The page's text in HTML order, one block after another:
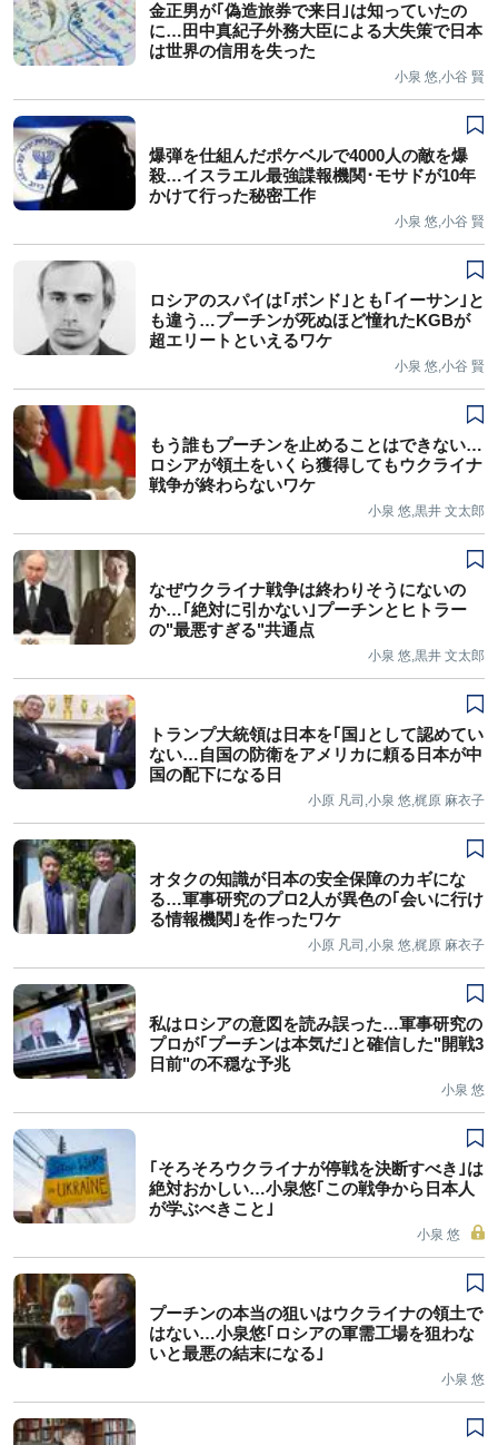
金正男が｢偽造旅券で来日｣は知っていたの
に…田中真紀子外務大臣による大失策で日本
は世界の信用を失った
小泉 悠,小谷 賢
爆弾を仕組んだポケベルで4000人の敵を爆
殺…イスラエル最強諜報機関･モサドが10年
かけて行った秘密工作
小泉 悠,小谷 賢
ロシアのスパイは｢ボンド｣とも｢イーサン｣と
も違う…プーチンが死ぬほど憧れたKGBが
超エリートといえるワケ
小泉 悠,小谷 賢
もう誰もプーチンを止めることはできない…
ロシアが領土をいくら獲得してもウクライナ
戦争が終わらないワケ
小泉 悠,黒井 文太郎
なぜウクライナ戦争は終わりそうにないの
か…｢絶対に引かない｣プーチンとヒトラー
の"最悪すぎる"共通点
小泉 悠,黒井 文太郎
トランプ大統領は日本を｢国｣として認めてい
ない…自国の防衛をアメリカに頼る日本が中
国の配下になる日
小原 凡司,小泉 悠,梶原 麻衣子
オタクの知識が日本の安全保障のカギにな
る…軍事研究のプロ2人が異色の｢会いに行け
る情報機関｣を作ったワケ
小原 凡司,小泉 悠,梶原 麻衣子
私はロシアの意図を読み誤った…軍事研究の
プロが｢プーチンは本気だ｣と確信した"開戦3
日前"の不穏な予兆
小泉 悠
｢そろそろウクライナが停戦を決断すべき｣は
絶対おかしい…小泉悠｢この戦争から日本人
が学ぶべきこと｣
小泉 悠
プーチンの本当の狙いはウクライナの領土で
はない…小泉悠｢ロシアの軍需工場を狙わな
いと最悪の結末になる｣
小泉 悠